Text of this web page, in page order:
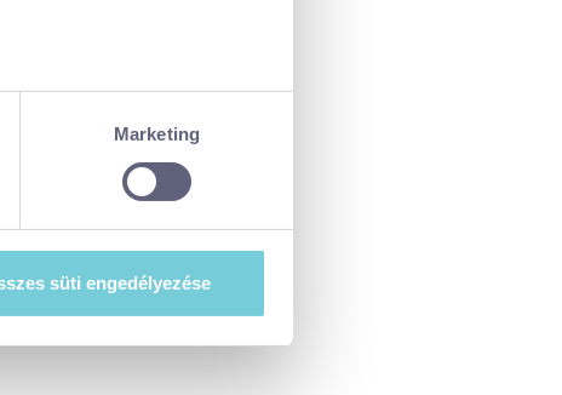
ellenőrzésével
Részletek pontban. Bármikor
szeretne e sütik
Marketing
süti engedélyezése